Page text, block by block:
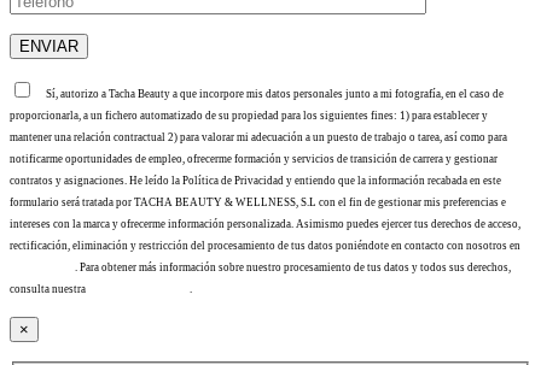
Sí, autorizo a Tacha Beauty a que incorpore mis datos personales junto a mi fotografía, en el caso de
proporcionarla, a un fichero automatizado de su propiedad para los siguientes fines: 1) para establecer y
mantener una relación contractual 2) para valorar mi adecuación a un puesto de trabajo o tarea, así como para
notificarme oportunidades de empleo, ofrecerme formación y servicios de transición de carrera y gestionar
contratos y asignaciones. He leído la Política de Privacidad y entiendo que la información recabada en este
formulario será tratada por TACHA BEAUTY & WELLNESS, S.L con el fin de gestionar mis preferencias e
intereses con la marca y ofrecerme información personalizada. Asimismo puedes ejercer tus derechos de acceso,
rectificación, eliminación y restricción del procesamiento de tus datos poniéndote en contacto con nosotros en
. Para obtener más información sobre nuestro procesamiento de tus datos y todos sus derechos,
consulta nuestra
×